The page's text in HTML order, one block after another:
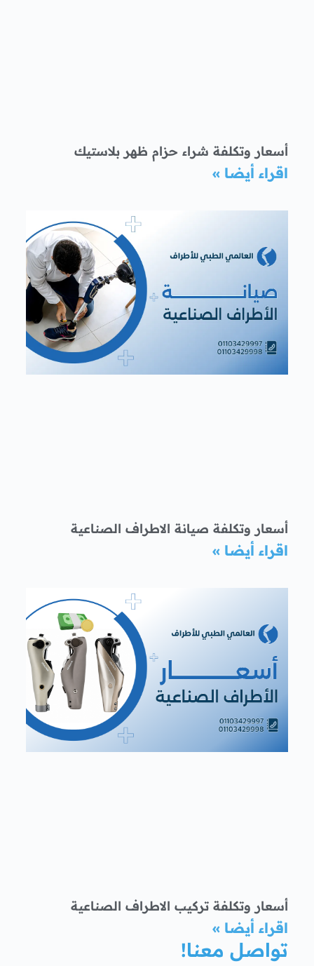
أسعار وتكلفة شراء حزام ظهر بلاستيك
اقراء أيضا »
أسعار وتكلفة صيانة الاطراف الصناعية
اقراء أيضا »
أسعار وتكلفة تركيب الاطراف الصناعية
اقراء أيضا »
تواصل معنا!